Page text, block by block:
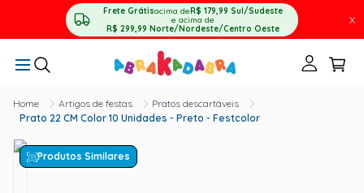
Frete Grátisacima deR$ 179,99 Sul/Sudeste
e acima de
R$ 299,99 Norte/Nordeste/Centro Oeste
X
Artigos de festas
Pratos descartáveis
Prato 22 CM Color 10 Unidades - Preto - Festcolor
Produtos Similares